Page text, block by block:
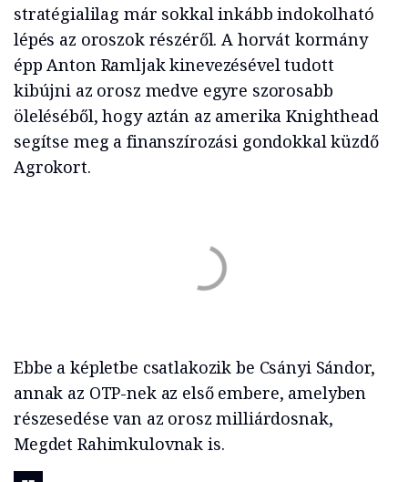
stratégialilag már sokkal inkább indokolható
lépés az oroszok részéről. A horvát kormány
épp Anton Ramljak kinevezésével tudott
kibújni az orosz medve egyre szorosabb
öleléséből, hogy aztán az amerika Knighthead
segítse meg a finanszírozási gondokkal küzdő
Agrokort.
Ebbe a képletbe csatlakozik be Csányi Sándor,
annak az OTP-nek az első embere, amelyben
részesedése van az orosz milliárdosnak,
Megdet Rahimkulovnak is.